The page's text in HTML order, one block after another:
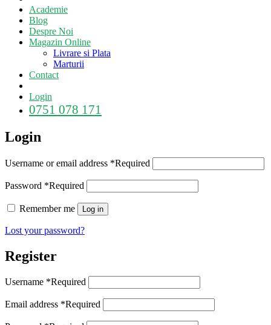
Academie
Blog
Despre Noi
Magazin Online
Livrare si Plata
Marturii
Contact
Login
0751 078 171
Login
Username or email address *Required
Password *Required
Remember me Log in
Lost your password?
Register
Username *Required
Email address *Required